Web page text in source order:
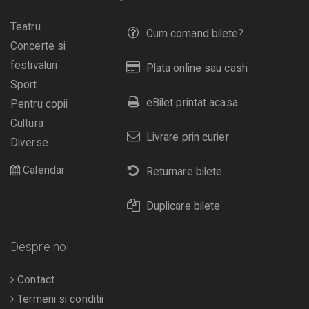
Cum comand bilete?
Plata online sau cash
eBilet printat acasa
Livrare prin curier
Returnare bilete
Duplicare bilete
Teatru
Concerte si
festivaluri
Sport
Pentru copii
Cultura
Diverse
Calendar
Despre noi
Contact
Termeni si conditii